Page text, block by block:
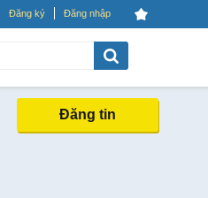
Đăng ký Đăng nhập
Đăng tin